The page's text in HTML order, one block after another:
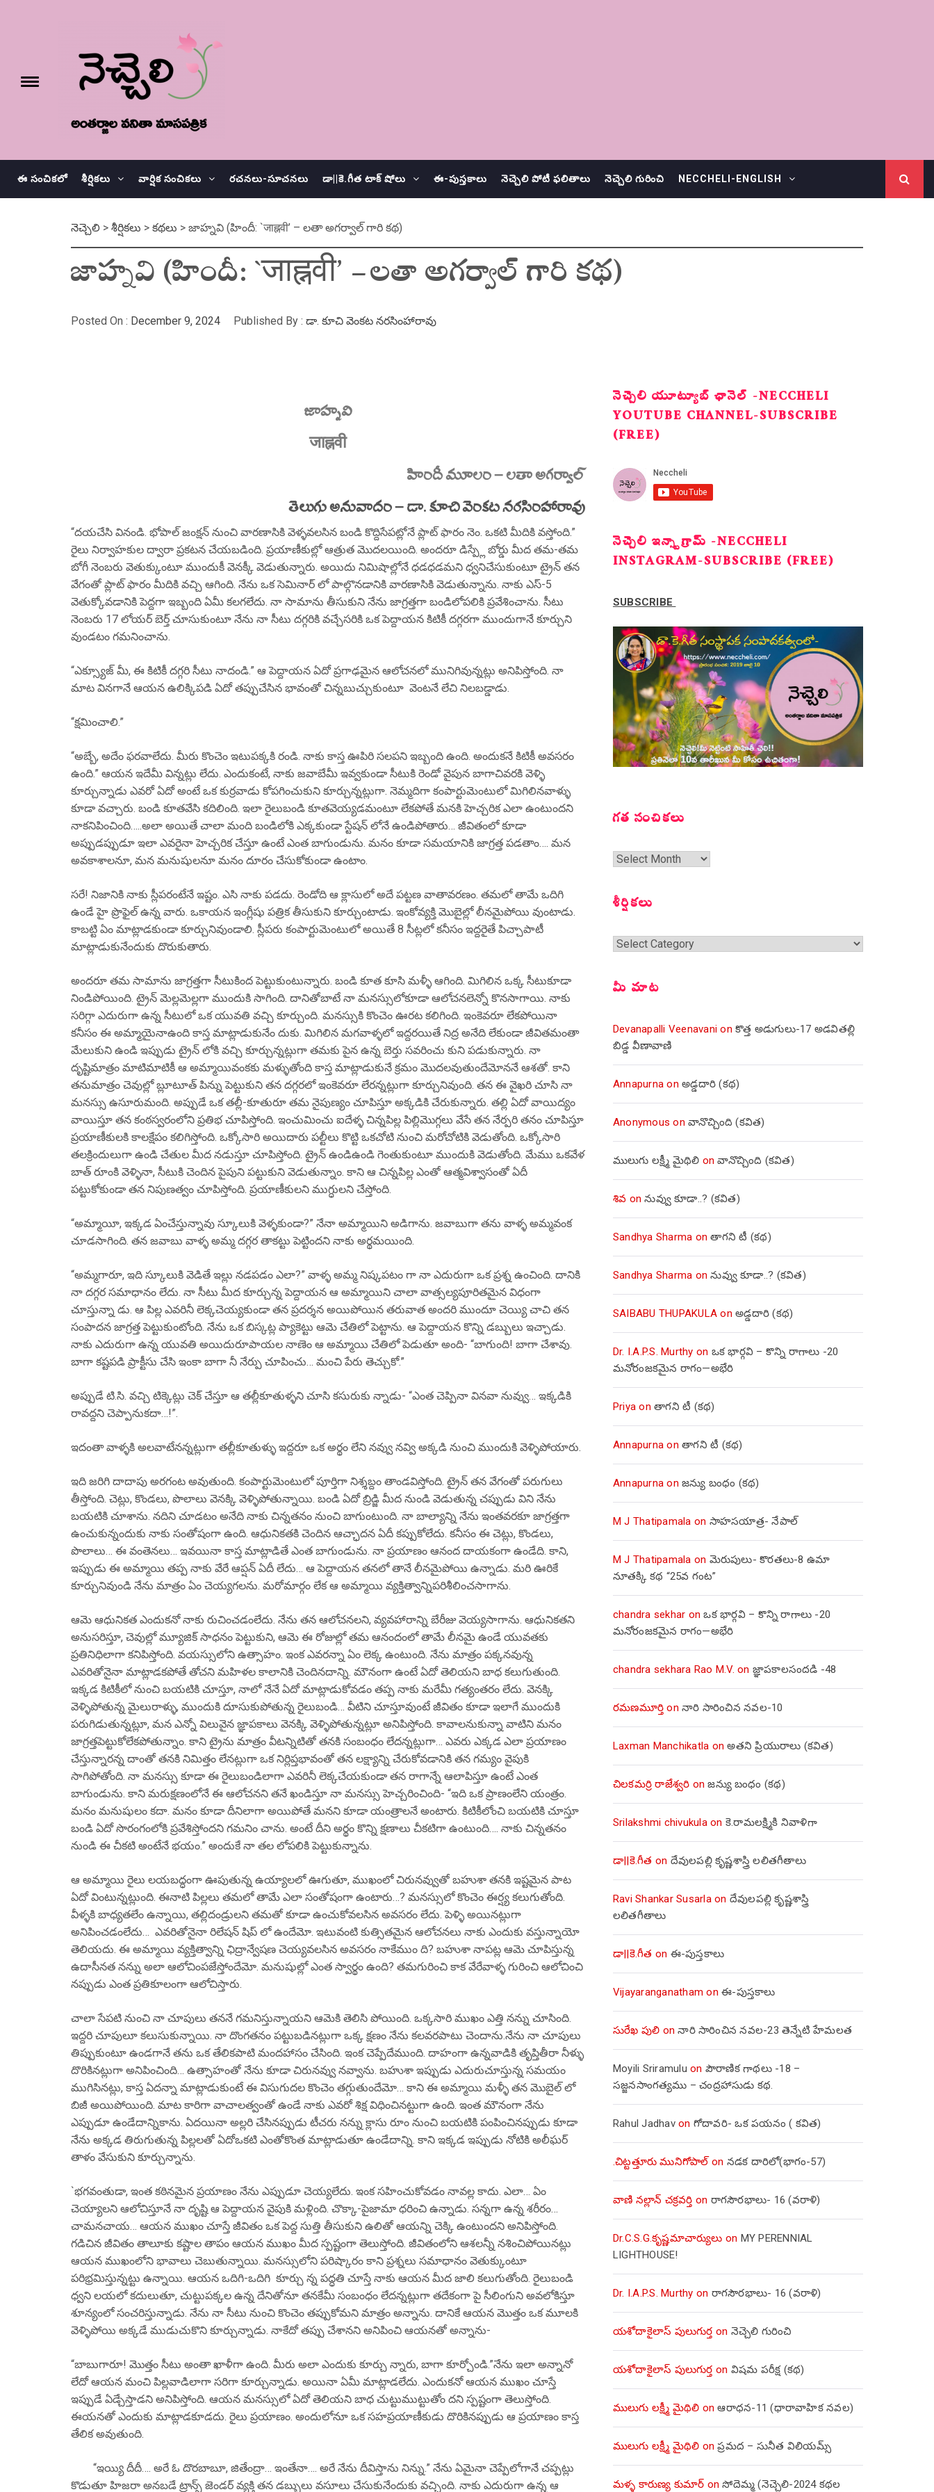
Toggle
ఈ సంచికలో శీర్షికలు వార్షిక సంచికలు రచనలు-సూచనలు డా||కె.గీత టాక్ షోలు ఈ-పుస్తకాలు నెచ్చెలి పోటీ ఫలితాలు నెచ్చెలి గురించి NECCHELI-ENGLISH
నెచ్చెలి > శీర్షికలు > కథలు > జాహ్నవి (హిందీ: `जाह्नवी’ – లతా అగర్వాల్ గారి కథ)
జాహ్నవి (హిందీ: `जाह्नवी’ – లతా అగర్వాల్ గారి కథ)
Posted On : December 9, 2024 Published By : డా. కూచి వెంకట నరసింహారావు
జాహ్నవి
जाह्नवी
హిందీ మూలం – లతా అగర్వాల్
తెలుగు అనువాదం – డా. కూచి వెంకట నరసింహారావు
“దయచేసి వినండి. భోపాల్ జంక్షన్ నుంచి వారణాసికి వెళ్ళవలసిన బండి కొద్దిసేపట్లోనే ప్లాట్ ఫారం నెం. ఒకటి మీదికి వస్తోంది.”
రైలు నిర్వాహకుల ద్వారా ప్రకటన చేయబడింది. ప్రయాణీకుల్లో ఆత్రుత మొదలయింది. అందరూ డిస్ప్లే బోర్డు మీద తమ-తమ
బోగీ నెంబరు వెతుక్కుంటూ ముందుకీ వెనక్కీ వెడుతున్నారు. అయిదు నిమిషాల్లోనే ధడధడమని ధ్వనిచేసుకుంటూ ట్రైన్ తన
వేగంతో ప్లాట్ ఫారం మీదికి వచ్చి ఆగింది. నేను ఒక సెమినార్ లో పాల్గొనడానికి వారణాసికి వెడుతున్నాను. నాకు ఎస్-5
వెతుక్కోవడానికి పెద్దగా ఇబ్బంది ఏమీ కలగలేదు. నా సామాను తీసుకుని నేను జాగ్రత్తగా బండిలోపలికి ప్రవేశించాను. సీటు
నెంబరు 17 లోయర్ బెర్త్ చూసుకుంటూ నేను నా సీటు దగ్గరికి వచ్చేసరికి ఒక పెద్దాయన కిటికీ దగ్గరగా ముందుగానే కూర్చుని
వుండటం గమనించాను.
“ఎక్స్యూజ్ మీ, ఈ కిటికీ దగ్గరి సీటు నాదండి.” ఆ పెద్దాయన ఏదో ప్రగాఢమైన ఆలోచనలో మునిగివున్నట్లు అనిపిస్తోంది. నా
మాట వినగానే ఆయన ఉలిక్కిపడి ఏదో తప్పుచేసిన భావంతో చిన్నబుచ్చుకుంటూ వెంటనే లేచి నిలబడ్డాడు.
“క్షమించాలి.”
“అబ్బే, అదేం ఫరవాలేదు. మీరు కొంచెం ఇటుపక్కకి రండి. నాకు కాస్త ఊపిరి సలపని ఇబ్బంది ఉంది. అందుకనే కిటికీ అవసరం
ఉంది.” ఆయన ఇదేమీ విన్నట్లు లేదు. ఎందుకంటే, నాకు జవాబేమీ ఇవ్వకుండా సీటుకి రెండో వైపున బాగాచివరకి వెళ్ళి
కూర్చున్నాడు ఎవరో ఏదో అంటే ఒక కుర్రవాడు కోపగించుకుని కూర్చున్నట్లుగా. నెమ్మదిగా కంపార్టుమెంటులో మిగిలినవాళ్ళు
కూడా వచ్చారు. బండి కూతవేసి కదిలింది. ఇలా రైలుబండి కూతవెయ్యడమంటూ లేకపోతే మనకి హెచ్చరిక ఎలా ఉంటుందని
నాకనిపించింది…..అలా అయితే చాలా మంది బండిలోకి ఎక్కకుండా స్టేషన్ లోనే ఉండిపోతారు… జీవితంలో కూడా
అప్పుడప్పుడూ ఇలా ఎవరైనా హెచ్చరిక చేస్తూ ఉంటే ఎంత బాగుండును. మనం కూడా సమయానికి జాగ్రత్త పడతాం…. మన
అవకాశాలనూ, మన మనుషులనూ మనం దూరం చేసుకోకుండా ఉంటాం.
సరే! నిజానికి నాకు స్లీపరంటేనే ఇష్టం. ఎసి నాకు పడదు. రెండోది ఆ క్లాసులో అదే పట్టణ వాతావరణం. తమలో తామే ఒదిగి
ఉండే హై ప్రొఫైల్ ఉన్న వారు. ఒకాయన ఇంగ్లీషు పత్రిక తీసుకుని కూర్చుంటాడు. ఇంకోవ్యక్తి మొబైల్లో లీనమైపోయి వుంటాడు.
కాబట్టి ఏం మాట్లాడకుండా కూర్చునివుండాలి. స్లీపరు కంపార్టుమెంటులో అయితే 8 సీట్లలో కనీసం ఇద్దరైతే పిచ్చాపాటీ
మాట్లాడుకునేందుకు దొరుకుతారు.
అందరూ తమ సామాను జాగ్రత్తగా సీటుకింద పెట్టుకుంటున్నారు. బండి కూత కూసి మళ్ళీ ఆగింది. మిగిలిన ఒక్క సీటుకూడా
నిండిపోయింది. ట్రైన్ మెల్లమెల్లగా ముందుకి సాగింది. దానితోబాటే నా మనస్సులోకూడా ఆలోచనలెన్నో కొనసాగాయి. నాకు
సరిగ్గా ఎదురుగా ఉన్న సీటులో ఒక యువతి వచ్చి కూర్చుంది. మనస్సుకి కొంచెం ఊరట కలిగింది. ఇంకెవరూ లేకపోయినా
కనీసం ఈ అమ్మాయైనాఉంది కాస్త మాట్లాడుకునేం దుకు. మిగిలిన మగవాళ్ళలో ఇద్దరయితే నిద్ర అనేది లేకుండా జీవితమంతా
మేలుకుని ఉండి ఇప్పుడు ట్రైన్ లోకి వచ్చి కూర్చున్నట్లుగా తమకు పైన ఉన్న బెర్తు సవరించు కుని పడుకున్నారు. నా
దృష్టిమాత్రం మాటిమాటికీ ఆ అమ్మాయివంకకు మళ్ళుతోంది కాస్త మాట్లాడుకునే క్రమం మొదలవుతుందేమోననే ఆశతో. కాని
తనుమాత్రం చెవుల్లో బ్లూటూత్ పిన్ను పెట్టుకుని తన దగ్గరలో ఇంకెవరూ లేరన్నట్లుగా కూర్చునివుంది. తన ఈ వైఖరి చూసి నా
మనస్సు ఉసూరుమంది. అప్పుడే ఒక తల్లీ-కూతురూ తమ నైపుణ్యం చూపిస్తూ అక్కడికి చేరుకున్నారు. తల్లి ఏదో వాయిద్యం
వాయిస్తూ తన కంఠస్వరంలోని ప్రతిభ చూపిస్తోంది. ఇంచుమించు ఐదేళ్ళ చిన్నపిల్ల పిల్లిమొగ్గలు వేసే తన నేర్పరి తనం చూపిస్తూ
ప్రయాణీకులకి కాలక్షేపం కలిగిస్తోంది. ఒక్కోసారి అయిదారు పల్టీలు కొట్టి ఒకచోటి నుంచి మరోచోటికి వెడుతోంది. ఒక్కోసారి
తలక్రిందులుగా ఉండి చేతుల మీద నడుస్తూ చూపిస్తోంది. ట్రైన్ ఉండిఉండి గెంతుకుంటూ ముందుకి వెడుతోంది. మేము ఒకవేళ
బాత్ రూంకి వెళ్ళినా, సీటుకి చెందిన పైపుని పట్టుకుని వెడుతున్నాం. కాని ఆ చిన్నపిల్ల ఎంతో ఆత్మవిశ్వాసంతో ఏదీ
పట్టుకోకుండా తన నిపుణత్వం చూపిస్తోంది. ప్రయాణీకులని ముగ్ధులని చేస్తోంది.
“అమ్మాయీ, ఇక్కడ ఏంచేస్తున్నావు స్కూలుకి వెళ్ళకుండా?” నేనా అమ్మాయిని అడిగాను. జవాబుగా తను వాళ్ళ అమ్మవంక
చూడసాగింది. తన జవాబు వాళ్ళ అమ్మ దగ్గర తాకట్టు పెట్టిందని నాకు అర్థమయింది.
“అమ్మగారూ, ఇది స్కూలుకి వెడితే ఇల్లు నడపడం ఎలా?” వాళ్ళ అమ్మ నిష్కపటం గా నా ఎదురుగా ఒక ప్రశ్న ఉంచింది. దానికి
నా దగ్గర సమాధానం లేదు. నా సీటు మీద కూర్చున్న పెద్దాయన ఆ అమ్మాయిని చాలా వాత్సల్యపూరితమైన విధంగా
చూస్తున్నా డు. ఆ పిల్ల ఎవరినీ లెక్కచెయ్యకుండా తన ప్రదర్శన అయిపోయిన తరువాత అందరి ముందూ చెయ్యి చాచి తన
సంపాదన జాగ్రత్త పెట్టుకుంటోంది. నేను ఒక బిస్కట్ల ప్యాకెట్టు ఆమె చేతిలో పెట్టాను. ఆ పెద్దాయన కొన్ని డబ్బులు ఇచ్చాడు.
నాకు ఎదురుగా ఉన్న యువతి అయిదురూపాయల నాణెం ఆ అమ్మాయి చేతిలో పెడుతూ అంది- “బాగుంది! బాగా చేశావు.
బాగా కష్టపడి ప్రాక్టీసు చేసి ఇంకా బాగా నీ నేర్పు చూపించు… మంచి పేరు తెచ్చుకో.”
అప్పుడే టి.సి. వచ్చి టిక్కెట్లు చెక్ చేస్తూ ఆ తల్లీకూతుళ్ళని చూసి కసురుకు న్నాడు- “ఎంత చెప్పినా వినవా నువ్వు… ఇక్కడికి
రావద్దని చెప్పానుకదా…!”.
ఇదంతా వాళ్ళకి అలవాటేనన్నట్లుగా తల్లీకూతుళ్ళు ఇద్దరూ ఒక అర్థం లేని నవ్వు నవ్వి అక్కడి నుంచి ముందుకి వెళ్ళిపోయారు.
ఇది జరిగి దాదాపు అరగంట అవుతుంది. కంపార్టుమెంటులో పూర్తిగా నిశ్శబ్దం తాండవిస్తోంది. ట్రైన్ తన వేగంతో పరుగులు
తీస్తోంది. చెట్లు, కొండలు, పొలాలు వెనక్కి వెళ్ళిపోతున్నాయి. బండి ఏదో బ్రిడ్జి మీద నుండి వెడుతున్న చప్పుడు విని నేను
బయటికి చూశాను. నదిని చూడటం అనేది నాకు చిన్నతనం నుంచి బాగుంటుంది. నా బాల్యాన్ని నేను ఇంతవరకూ జాగ్రత్తగా
ఉంచుకున్నందుకు నాకు సంతోషంగా ఉంది. ఆధునికతకి చెందిన ఆచ్ఛాదన ఏదీ కప్పుకోలేదు. కనీసం ఈ చెట్లు, కొండలు,
పొలాలు… ఈ వంతెనలు… ఇవయినా కాస్త మాట్లాడితే ఎంత బాగుండును. నా ప్రయాణం ఆనంద దాయకంగా ఉండేది. కాని,
ఇప్పుడు ఈ అమ్మాయి తప్ప నాకు వేరే ఆప్షన్ ఏదీ లేదు… ఆ పెద్దాయన తనలో తానే లీనమైపోయి ఉన్నాడు. మరి ఊరికే
కూర్చునివుండి నేను మాత్రం ఏం చెయ్యగలను. మరోమార్గం లేక ఆ అమ్మాయి వ్యక్తిత్వాన్నిపరిశీలించసాగాను.
ఆమె ఆధునికత ఎందుకనో నాకు రుచించడంలేదు. నేను తన ఆలోచనలని, వ్యవహారాన్ని బేరీజు వెయ్యసాగాను. ఆధునికతని
అనుసరిస్తూ, చెవుల్లో మ్యూజిక్ సాధనం పెట్టుకుని, ఆమె ఈ రోజుల్లో తమ ఆనందంలో తామే లీనమై ఉండే యువతకు
ప్రతినిధిలాగా కనిపిస్తోంది. వయస్సులోని ఉత్సాహం. ఇంక ఎవరన్నా ఏం లెక్క ఉంటుంది. నేను మాత్రం పక్కనవున్న
ఎవరితోనైనా మాట్లాడకపోతే తోచని మహిళల కాలానికి చెందినదాన్ని. మౌనంగా ఉంటే ఏదో తెలియని బాధ కలుగుతుంది.
ఇక్కడ కిటికీలో నుంచి బయటికి చూస్తూ, నాలో నేనే ఏదో మాట్లాడుకోవడం తప్ప నాకు మరేమీ గత్యంతరం లేదు. వెనక్కి
వెళ్ళిపోతున్న మైలురాళ్ళు, ముందుకి దూసుకుపోతున్న రైలుబండి… వీటిని చూస్తూవుంటే జీవితం కూడా ఇలాగే ముందుకి
పరుగిడుతున్నట్లూ, మన ఎన్నో విలువైన జ్ఞాపకాలు వెనక్కి వెళ్ళిపోతున్నట్లూ అనిపిస్తోంది. కావాలనుకున్నా వాటిని మనం
జాగ్రత్తపెట్టుకోలేకపోతున్నాం. కాని ట్రైను మాత్రం వీటన్నిటితో తనకి సంబంధం లేదన్నట్లుగా… ఎవరు ఎక్కడ ఎలా ప్రయాణం
చేస్తున్నారన్న దాంతో తనకి నిమిత్తం లేనట్లుగా ఒక నిర్లిప్తభావంతో తన లక్ష్యాన్ని చేరుకోవడానికి తన గమ్యం వైపుకి
సాగిపోతోంది. నా మనస్సు కూడా ఈ రైలుబండిలాగా ఎవరినీ లెక్కచేయకుండా తన రాగాన్నే ఆలాపిస్తూ ఉంటే ఎంత
బాగుండును. కాని మరుక్షణంలోనే ఈ ఆలోచనని తనే ఖండిస్తూ నా మనస్సు హెచ్చరించింది- “ఇది ఒక ప్రాణంలేని యంత్రం.
మనం మనుషులం కదా. మనం కూడా దీనిలాగా అయిపోతే మనని కూడా యంత్రాలనే అంటారు. కిటికీలోంచి బయటికి చూస్తూ
బండి ఏదో సొరంగంలోకి ప్రవేశిస్తోందని గమనిం చాను. అంటే దీని అర్థం కొన్ని క్షణాలు చీకటిగా ఉంటుంది…. నాకు చిన్నతనం
నుండి ఈ చీకటి అంటేనే భయం.” అందుకే నా తల లోపలికి పెట్టుకున్నాను.
ఆ అమ్మాయి రైలు లయబద్ధంగా ఊపుతున్న ఉయ్యాలలో ఊగుతూ, ముఖంలో చిరునవ్వుతో బహుశా తనకి ఇష్టమైన పాట
ఏదో వింటున్నట్లుంది. ఈనాటి పిల్లలు తమలో తామే ఎలా సంతోషంగా ఉంటారు…? మనస్సులో కొంచెం ఈర్ష్య కలుగుతోంది.
వీళ్ళకి బాధ్యతలేం ఉన్నాయి, తల్లిదండ్రులని తమతో కూడా ఉంచుకోవలసిన అవసరం లేదు. పెళ్ళి అయినట్లుగా
అనిపించడంలేదు… ఎవరితోనైనా రిలేషన్ షిప్ లో ఉందేమో. ఇటువంటి కుత్సితమైన ఆలోచనలు నాకు ఎందుకు వస్తున్నాయో
తెలియదు. ఈ అమ్మాయి వ్యక్తిత్వాన్ని ఛిద్రాన్వేషణ చెయ్యవలసిన అవసరం నాకేముం ది? బహుశా నాపట్ల ఆమె చూపిస్తున్న
ఉదాసీనత నన్ను అలా ఆలోచింపజేస్తోందేమో. మనుషుల్లో ఎంత స్వార్థం ఉంది? తమగురించి కాక వేరేవాళ్ళ గురించి ఆలోచించి
నప్పుడు ఎంత ప్రతికూలంగా ఆలోచిస్తారు.
చాలా సేపటి నుంచి నా చూపులు తననే గమనిస్తున్నాయని ఆమెకి తెలిసి పోయింది. ఒక్కసారి ముఖం ఎత్తి నన్ను చూసింది.
ఇద్దరి చూపులూ కలుసుకున్నాయి. నా దొంగతనం పట్టుబడినట్లుగా ఒక్క క్షణం నేను కలవరపాటు చెందాను.నేను నా చూపులు
తిప్పుకుంటూ ఉండగానే తను ఒక తేలికపాటి మందహాసం చేసింది. ఇంక చెప్పేదేముంది. దాహంగా ఉన్నవాడికి తృప్తితీరా నీళ్ళు
దొరికినట్లుగా అనిపించింది… ఉత్సాహంతో నేను కూడా చిరునవ్వు నవ్వాను. బహుశా ఇప్పుడు ఎదురుచూస్తున్న సమయం
ముగిసినట్లు, కాస్త ఏదన్నా మాట్లాడుకుంటే ఈ విసుగుదల కొంచెం తగ్గుతుందేమో… కాని ఈ అమ్మాయి మళ్ళీ తన మొబైల్ లో
బిజీ అయిపోయింది. మాట కారిగా వాచాలత్వంతో ఉండే నాకు ఎవరో శిక్ష విధించినట్టుగా ఉంది. ఇంత మౌనంగా నేను
ఎప్పుడూ ఉండేదాన్నికాను. ఏదయినా అల్లరి చేసినప్పుడు టీచరు నన్ను క్లాసు రూం నుంచి బయటికి పంపించినప్పుడు కూడా
నేను అక్కడ తిరుగుతున్న పిల్లలతో ఏదోఒకటి ఎంతోకొంత మాట్లాడుతూ ఉండేదాన్ని. కాని ఇక్కడ ఇప్పుడు నోటికి అలీఘర్
తాళం వేసుకుని కూర్చున్నాను.
`భగవంతుడా, ఇంత కఠినమైన ప్రయాణం నేను ఎప్పుడూ చెయ్యలేదు. ఇంక సహించుకోవడం నావల్ల కాదు. ఎలా… ఏం
చెయ్యాలని ఆలోచిస్తూనే నా దృష్టి ఆ పెద్దాయన వైపుకి మళ్లింది. చొక్కా-పైజామా ధరించి ఉన్నాడు. సన్నగా ఉన్న శరీరం…
చామనచాయ… ఆయన ముఖం చూస్తే జీవితం ఒక పెద్ద సుత్తి తీసుకుని ఉలితో ఆయన్ని చెక్కి ఉంటుందని అనిపిస్తోంది.
గడిచిన జీవితం తాలూకు కష్టాల తాపం ఆయన ముఖం మీద స్పష్టంగా తెలుస్తోంది. జీవితంలోని ఆశలన్నీ నశించిపోయినట్లు
ఆయన ముఖంలోని భావాలు చెబుతున్నాయి. మనస్సులోని పరిష్కారం కాని ప్రశ్నలు సమాధానం వెతుక్కుంటూ
పరిభ్రమిస్తున్నట్టు ఉన్నాయి. ఆయన ఒదిగి-ఒదిగి కూర్చు న్న పద్ధతి చూస్తే నాకు ఆయన మీద జాలి కలుగుతోంది. రైలుబండి
ధ్వని లయలో కదులుతూ, చుట్టుపక్కల ఉన్న దేనితోనూ తనకేమీ సంబంధం లేదన్నట్లుగా తదేకంగా పై సీలింగుని అవలోకిస్తూ
శూన్యంలో సంచరిస్తున్నాడు. నేను నా సీటు నుంచి కొంచెం తప్పుకోమని మాత్రం అన్నాను. దానికే ఆయన మొత్తం ఒక మూలకి
వెళ్ళిపోయి అక్కడే ముడుచుకొని కూర్చున్నాడు. నాకేదో తప్పు చేశానని అనిపించి ఆయనతో అన్నాను-
“బాబుగారూ! మొత్తం సీటు అంతా ఖాళీగా ఉంది. మీరు అలా ఎందుకు కూర్చు న్నారు, బాగా కూర్చోండి.”నేను ఇలా అన్నానో
లేదో ఆయన మంచి పిల్లవాడిలాగా సరిగా కూర్చున్నాడు. అయినా ఏమీ మాట్లాడలేదు. ఎందుకనో ఆయన ముఖం చూస్తే
ఇప్పుడే ఏడ్చేస్తాడని అనిపిస్తోంది. ఆయన మనస్సులో ఏదో తెలియని బాధ చుట్టుముట్టుతోం దని స్పష్టంగా తెలుస్తోంది.
ఈయనతో ఎందుకు మాట్లాడకూడదు. రైలు ప్రయాణం. అందులోనూ ఒక సహప్రయాణీకుడు దొరికినప్పుడు ఆ ప్రయాణం కాస్త
తేలిక అవుతుంది.
“ఇయ్యి దీదీ…. అరే ఓ దొరబాబూ, జితేంద్రా… ఇంతేనా…. అరే నేను దీవిస్తాను నిన్ను.” నేను ఏమైనా చెప్పేలోగానే చప్పట్లు
కొడుతూ హిజరా అనబడే ట్రాన్స్ జెండర్ వ్యక్తి తన డబ్బులు వసూలు చేసుకునేందుకు వచ్చింది. నాకు ఎదురుగా ఉన్న ఆ
నెచ్చెలి యూట్యూబ్ ఛానెల్ -NECCHELI
YOUTUBE CHANNEL-SUBSCRIBE
(FREE)
నెచ్చెలి ఇన్స్టాగ్రామ్ -NECCHELI
INSTAGRAM-SUBSCRIBE (FREE)
SUBSCRIBE
గత సంచికలు
గత
శీర్షికలు
శీర్షికలు
మీ మాట
Devanapalli Veenavani onకొత్త అడుగులు-17 అడవితల్లి
బిడ్డ వీణావాణి
Annapurna onఅడ్డదారి (కథ)
Anonymous onవానొచ్చింది (కవిత)
ములుగు లక్ష్మీ మైథిలి onవానొచ్చింది (కవిత)
శివ onనువ్వు కూడా..? (కవిత)
Sandhya Sharma onతాగని టీ (కథ)
Sandhya Sharma onనువ్వు కూడా..? (కవిత)
SAIBABU THUPAKULA onఅడ్డదారి (కథ)
Dr. I.A.P.S. Murthy on ఒక భార్గవి – కొన్ని రాగాలు -20
మనోరంజకమైన రాగం—అభేరి
Priya onతాగని టీ (కథ)
Annapurna onతాగని టీ (కథ)
Annapurna onజన్యు బంధం (కథ)
M J Thatipamala on సాహసయాత్ర- నేపాల్‌
M J Thatipamala on మెరుపులు- కొరతలు-8 ఉమా
నూతక్కి కథ “25వ గంట”
chandra sekhar onఒక భార్గవి – కొన్ని రాగాలు -20
మనోరంజకమైన రాగం—అభేరి
chandra sekhara Rao M.V. on జ్ఞాపకాలసందడి -48
రమణమూర్తి onనారి సారించిన నవల-10
Laxman Manchikatla onఅతని ప్రియురాలు (కవిత)
చిలకమర్రి రాజేశ్వరి onజన్యు బంధం (కథ)
Srilakshmi chivukulaon కె.రామలక్ష్మికి నివాళిగా
డా||కె.గీత on దేవులపల్లి కృష్ణశాస్త్రి లలితగీతాలు
Ravi Shankar Susarlaon దేవులపల్లి కృష్ణశాస్త్రి
లలితగీతాలు
డా||కె.గీత on ఈ-పుస్తకాలు
Vijayaranganatham onఈ-పుస్తకాలు
సురేఖ పులి onనారి సారించిన నవల-23 తెన్నేటి హేమలత
Moyili Sriramulu on పౌరాణిక గాథలు -18 –
సజ్జనసాంగత్యము – చంద్రహాసుడు కథ.
Rahul Jadhavon గోదావరి- ఒక పయనం ( కవిత)
.చిట్టత్తూరు మునిగోపాల్on నడక దారిలో(భాగం-57)
వాణి నల్లాన్ చక్రవర్తి on రాగసౌరభాలు- 16 (వరాళి)
Dr.C.S.G.కృష్ణమాచార్యులు on MY PERENNIAL
LIGHTHOUSE!
Dr. I.A.P.S. Murthy on రాగసౌరభాలు- 16 (వరాళి)
యశోదాకైలాస్ పులుగుర్త on నెచ్చెలి గురించి
యశోదాకైలాస్ పులుగుర్త on విషమ పరీక్ష (క‌థ‌)
ములుగు లక్ష్మీ మైథిలి onఆరాధన-11 (ధారావాహిక నవల)
ములుగు లక్ష్మీ మైథిలి onప్రమద – సునీత విలియమ్స్
మళ్ళ కారుణ్య కుమార్ onసోదెమ్మ (నెచ్చెలి-2024 కథల